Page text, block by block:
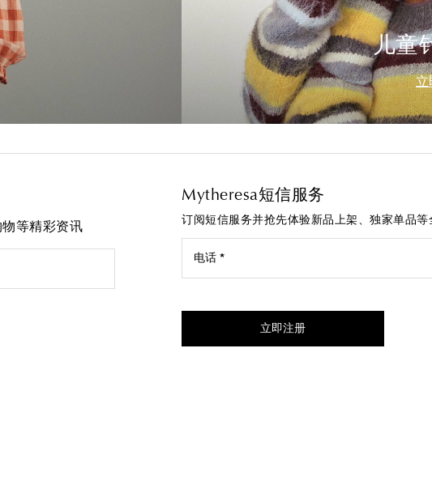
儿童
立
等精彩资讯
Mytheresa短信服务
订阅短信服务并抢先体验新品上架、独家单品等
电话 *
立即注册